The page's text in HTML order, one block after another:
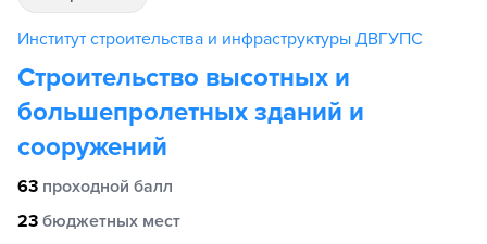
Институт строительства и инфраструктуры ДВГУПС
Строительство высотных и
большепролетных зданий и
сооружений
63 проходной балл
23 бюджетных мест